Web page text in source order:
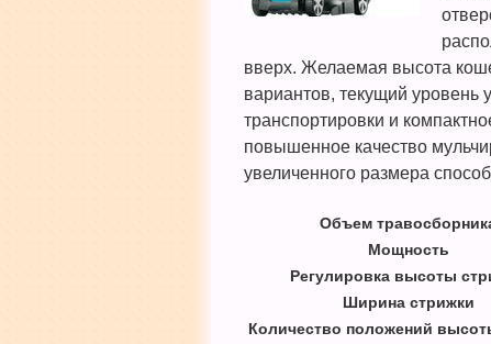
вверх. Желаемая высота
вариантов, текущий уровень
транспортировки и
повышенное качество
увеличенного размера
Объем
Мощность
Регулировка высоты
Ширина стрижки
Количество положений